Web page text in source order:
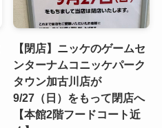
【閉店】ニッケのゲームセ
ンターナムコニッケパーク
タウン加古川店が
9/27（日）をもって閉店へ
【本館2階フードコート近